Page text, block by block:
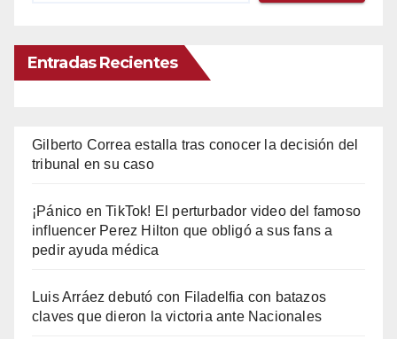
Entradas Recientes
Gilberto Correa estalla tras conocer la decisión del
tribunal en su caso
¡Pánico en TikTok! El perturbador video del famoso
influencer Perez Hilton que obligó a sus fans a
pedir ayuda médica
Luis Arráez debutó con Filadelfia con batazos
claves que dieron la victoria ante Nacionales